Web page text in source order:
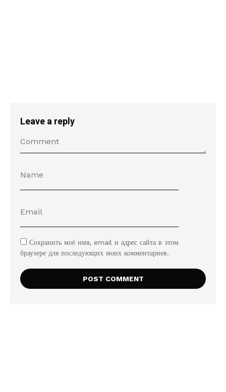
Leave a reply
Сохранить моё имя, email и адрес сайта в этом
браузере для последующих моих комментариев.